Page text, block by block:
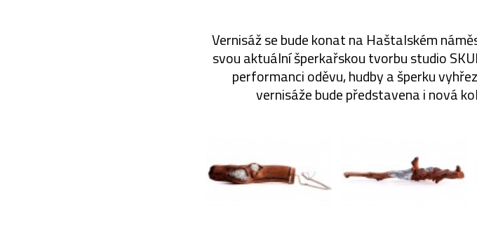
Vernisáž se bude konat na Haštalském
svou aktuální šperkařskou tvorbu studio
performanci oděvu, hudby a šperku
vernisáže bude představena i nová